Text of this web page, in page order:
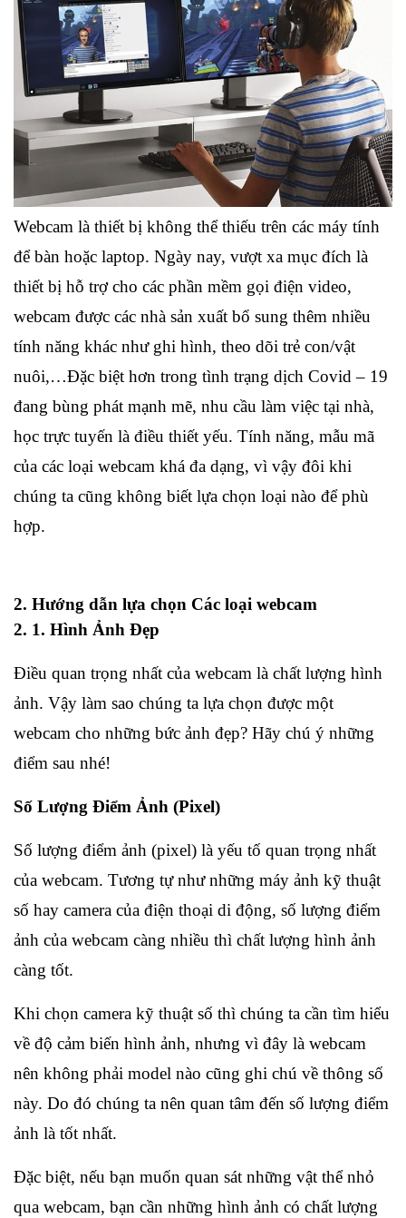
Webcam là thiết bị không thể thiếu trên các máy tính
để bàn hoặc laptop. Ngày nay, vượt xa mục đích là
thiết bị hỗ trợ cho các phần mềm gọi điện video,
webcam được các nhà sản xuất bổ sung thêm nhiều
tính năng khác như ghi hình, theo dõi trẻ con/vật
nuôi,…Đặc biệt hơn trong tình trạng dịch Covid – 19
đang bùng phát mạnh mẽ, nhu cầu làm việc tại nhà,
học trực tuyến là điều thiết yếu. Tính năng, mẫu mã
của các loại webcam khá đa dạng, vì vậy đôi khi
chúng ta cũng không biết lựa chọn loại nào để phù
hợp.
2. Hướng dẫn lựa chọn Các loại webcam
2. 1. Hình Ảnh Đẹp
Điều quan trọng nhất của webcam là chất lượng hình
ảnh. Vậy làm sao chúng ta lựa chọn được một
webcam cho những bức ảnh đẹp? Hãy chú ý những
điểm sau nhé!
Số Lượng Điểm Ảnh (Pixel)
Số lượng điểm ảnh (pixel) là yếu tố quan trọng nhất
của webcam. Tương tự như những máy ảnh kỹ thuật
số hay camera của điện thoại di động, số lượng điểm
ảnh của webcam càng nhiều thì chất lượng hình ảnh
càng tốt.
Khi chọn camera kỹ thuật số thì chúng ta cần tìm hiểu
về độ cảm biến hình ảnh, nhưng vì đây là webcam
nên không phải model nào cũng ghi chú về thông số
này. Do đó chúng ta nên quan tâm đến số lượng điểm
ảnh là tốt nhất.
Đặc biệt, nếu bạn muốn quan sát những vật thể nhỏ
qua webcam, bạn cần những hình ảnh có chất lượng